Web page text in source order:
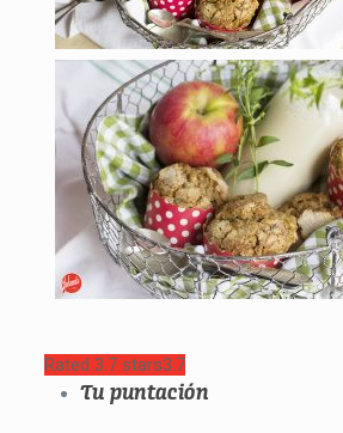
Rated 3.7 stars3.7
Tu puntación